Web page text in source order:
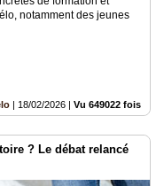
notamment des jeunes
| 18/02/2026 | Vu 649022 fois
? Le débat relancé